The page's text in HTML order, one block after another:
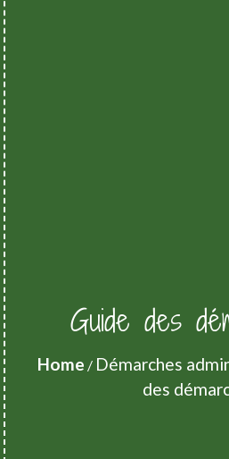
Guide des
Home / Démarches
des